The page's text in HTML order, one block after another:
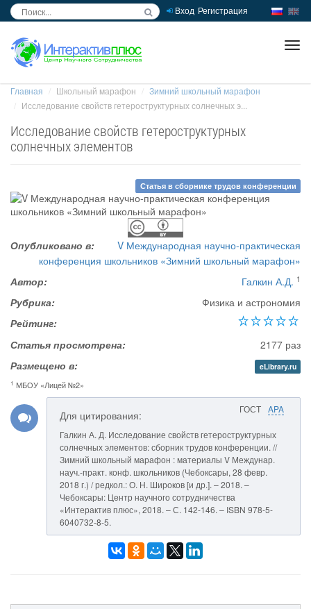
Вход Регистрация
Главная Школьный марафон
Зимний школьный марафон
Исследование свойств гетероструктурных солнечных э...
Исследование свойств гетероструктурных
солнечных элементов
Статья в сборнике трудов конференции
Опубликовано в:
V Международная научно-практическая
конференция школьников «Зимний школьный марафон»
Автор:
Галкин А.Д. 1
Рубрика:
Физика и астрономия
Рейтинг:
Статья просмотрена:
2177 раз
Размещено в:
eLibrary.ru
1 МБОУ «Лицей №2»
ГОСТ APA
Для цитирования:
Галкин А. Д. Исследование свойств гетероструктурных
солнечных элементов: сборник трудов конференции. //
Зимний школьный марафон : материалы V Междунар.
науч.-практ. конф. школьников (Чебоксары, 28 февр.
2018 г.) / редкол.: О. Н. Широков [и др.]. – 2018. –
Чебоксары: Центр научного сотрудничества
«Интерактив плюс», 2018. – С. 142-146. – ISBN 978-5-
6040732-8-5.